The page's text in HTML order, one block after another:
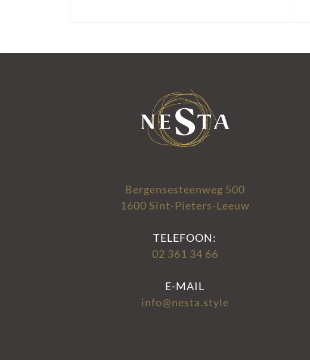
Bergensesteenweg 500
1600 Sint-Pieters-Leeuw
TELEFOON:
02 361 34 66
E-MAIL
info@nesta.style